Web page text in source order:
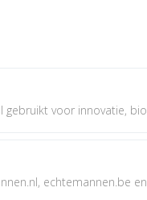
voor innovatie, bio
echtemannen.be en...